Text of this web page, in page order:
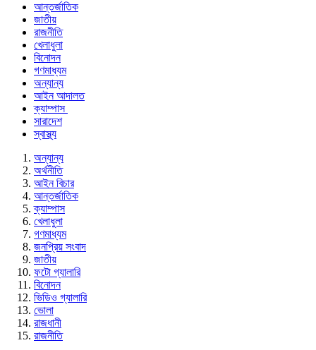
আন্তর্জাতিক
জাতীয়
রাজনীতি
খেলাধুলা
বিনোদন
গণমাধ্যম
অন্যান্য
আইন আদালত
ক্যাম্পাস
সারাদেশ
স্বাস্থ্য
অন্যান্য
অর্থনীতি
আইন বিচার
আন্তর্জাতিক
ক্যাম্পাস
খেলাধুলা
গণমাধ্যম
জনপ্রিয় সংবাদ
জাতীয়
ফটো গ্যালারি
বিনোদন
ভিডিও গ্যালারি
ভোলা
রাজধানী
রাজনীতি